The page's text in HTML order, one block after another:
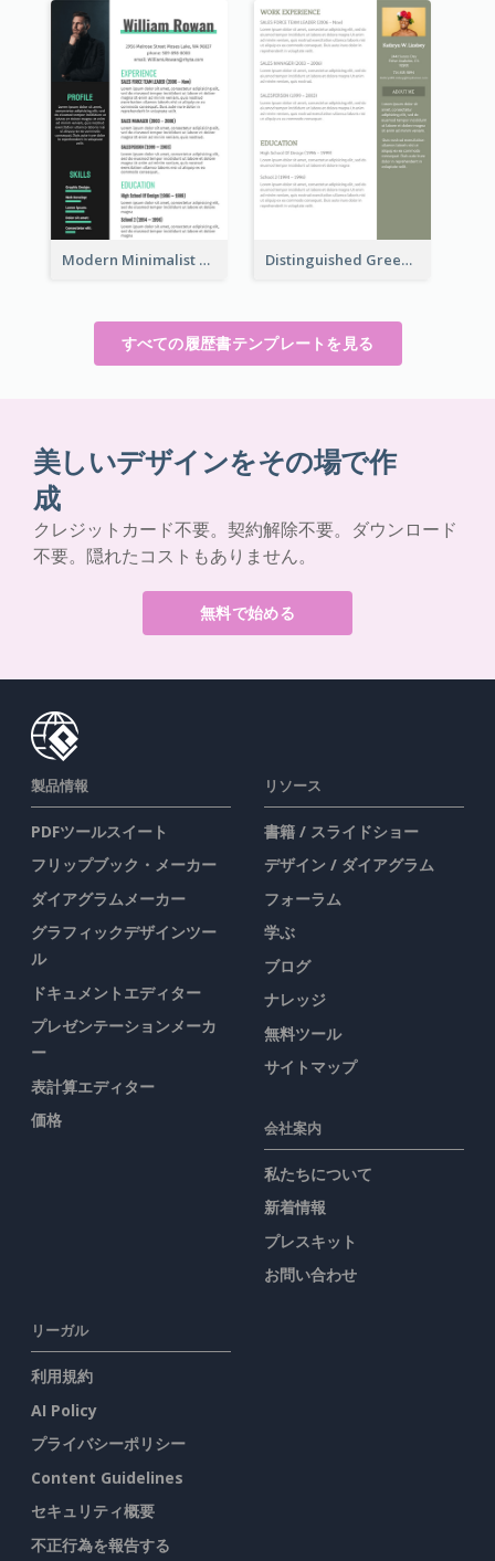
Modern Minimalist Marketing Resume Distinguished Green Vintage Resume
すべての履歴書テンプレートを見る
美しいデザインをその場で作
成
クレジットカード不要。契約解除不要。ダウンロード
不要。隠れたコストもありません。
無料で始める
製品情報
PDFツールスイート
フリップブック・メーカー
ダイアグラムメーカー
グラフィックデザインツー
ル
ドキュメントエディター
プレゼンテーションメーカ
ー
表計算エディター
価格
リソース
書籍 / スライドショー
デザイン / ダイアグラム
フォーラム
学ぶ
ブログ
ナレッジ
無料ツール
サイトマップ
会社案内
私たちについて
新着情報
プレスキット
お問い合わせ
リーガル
利用規約
AI Policy
プライバシーポリシー
Content Guidelines
セキュリティ概要
不正行為を報告する